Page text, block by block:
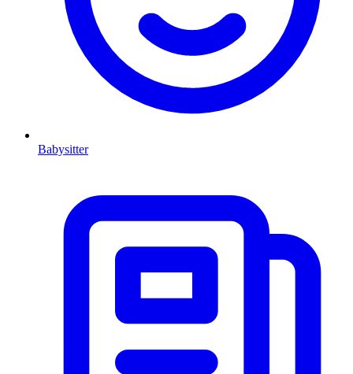
Babysitter